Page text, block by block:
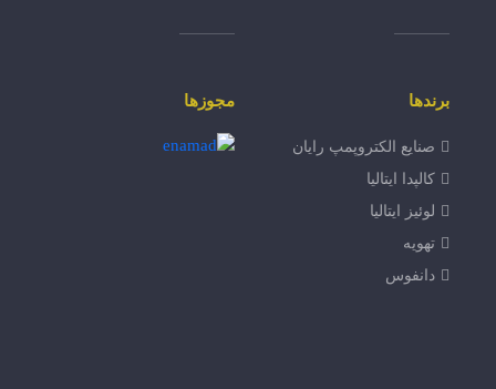
برندها
صنایع الکتروپمپ رایان
کالپدا ایتالیا
لوئیز ایتالیا
تهویه
دانفوس
مجوزها